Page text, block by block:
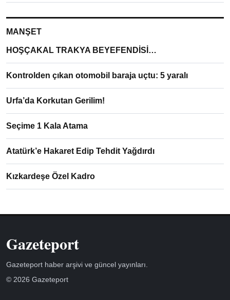
MANŞET
HOŞÇAKAL TRAKYA BEYEFENDİSİ…
Kontrolden çıkan otomobil baraja uçtu: 5 yaralı
Urfa’da Korkutan Gerilim!
Seçime 1 Kala Atama
Atatürk’e Hakaret Edip Tehdit Yağdırdı
Kızkardeşe Özel Kadro
Gazeteport
Gazeteport haber arşivi ve güncel yayınları.
© 2026 Gazeteport